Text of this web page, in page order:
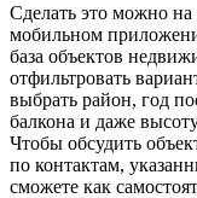
Сделать это можно
мобильном
база объектов
отфильтровать
выбрать район, год
балкона и даже
Чтобы обсудить
по контактам,
сможете как